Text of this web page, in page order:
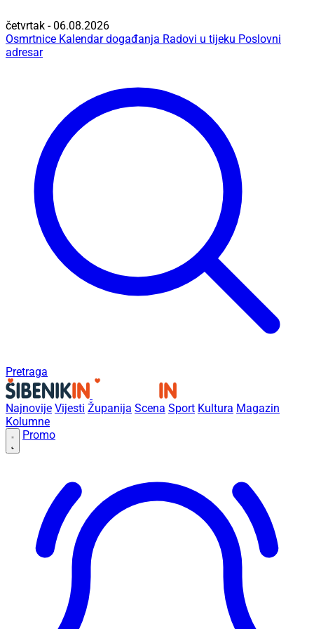
četvrtak - 06.08.2026
Osmrtnice Kalendar događanja Radovi u tijeku Poslovni
adresar
Pretraga
Najnovije Vijesti Županija Scena Sport Kultura Magazin
Kolumne
Promo